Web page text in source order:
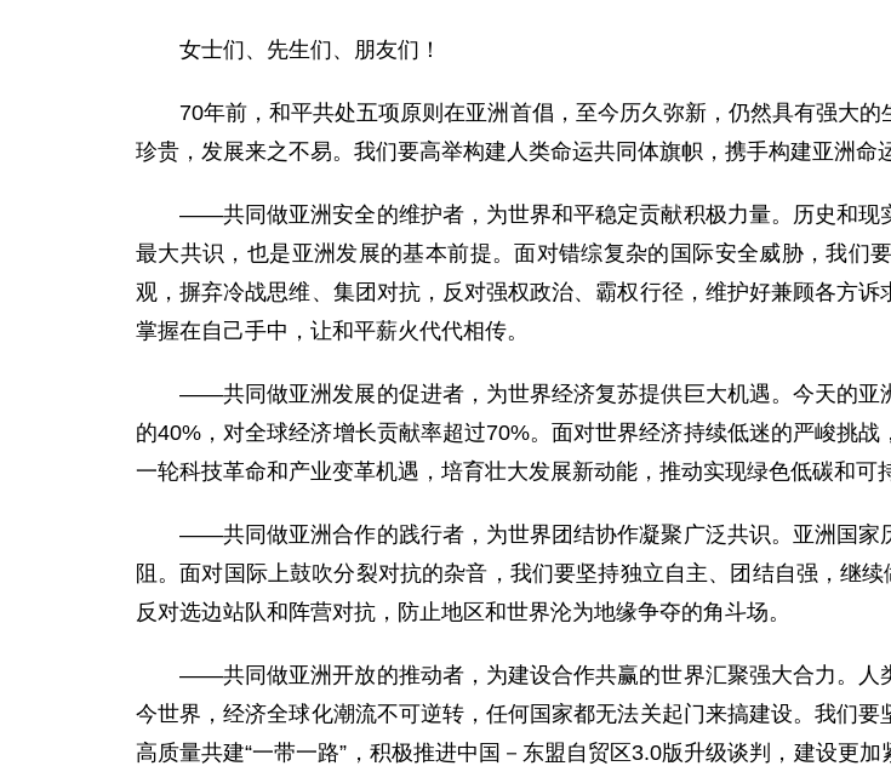
女士们、先生们、朋友们！
70年前，和平共处五项原则在亚洲首倡，至今历久弥新，仍然具有强大
珍贵，发展来之不易。我们要高举构建人类命运共同体旗帜，携手构建亚洲命
——共同做亚洲安全的维护者，为世界和平稳定贡献积极力量。历史和现
最大共识，也是亚洲发展的基本前提。面对错综复杂的国际安全威胁，我们
观，摒弃冷战思维、集团对抗，反对强权政治、霸权行径，维护好兼顾各方
掌握在自己手中，让和平薪火代代相传。
——共同做亚洲发展的促进者，为世界经济复苏提供巨大机遇。今天的亚
的40%，对全球经济增长贡献率超过70%。面对世界经济持续低迷的严峻挑
一轮科技革命和产业变革机遇，培育壮大发展新动能，推动实现绿色低碳和可
——共同做亚洲合作的践行者，为世界团结协作凝聚广泛共识。亚洲国家
阻。面对国际上鼓吹分裂对抗的杂音，我们要坚持独立自主、团结自强，继
反对选边站队和阵营对抗，防止地区和世界沦为地缘争夺的角斗场。
——共同做亚洲开放的推动者，为建设合作共赢的世界汇聚强大合力。人
今世界，经济全球化潮流不可逆转，任何国家都无法关起门来搞建设。我们
高质量共建“一带一路”，积极推进中国－东盟自贸区3.0版升级谈判，建设更